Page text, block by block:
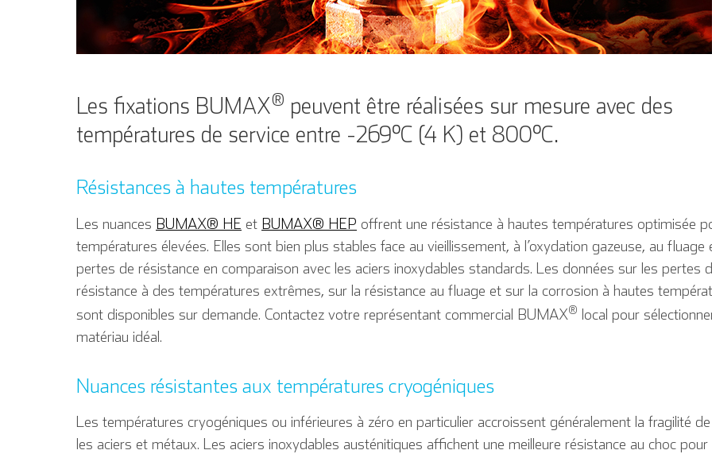
Les fixations BUMAX® peuvent être réalisées sur mesure avec des
températures de service entre -269°C (4 K) et 800°C.
Résistances à hautes températures
Les nuances BUMAX® HE et BUMAX® HEP offrent une résistance à hautes températures optimisée
températures élevées. Elles sont bien plus stables face au vieillissement, à l’oxydation gazeuse, au fluage
pertes de résistance en comparaison avec les aciers inoxydables standards. Les données sur les pertes
résistance à des températures extrêmes, sur la résistance au fluage et sur la corrosion à hautes
sont disponibles sur demande. Contactez votre représentant commercial BUMAX® local pour
matériau idéal.
Nuances résistantes aux températures cryogéniques
Les températures cryogéniques ou inférieures à zéro en particulier accroissent généralement la fragilité
les aciers et métaux. Les aciers inoxydables austénitiques affichent une meilleure résistance au choc pour